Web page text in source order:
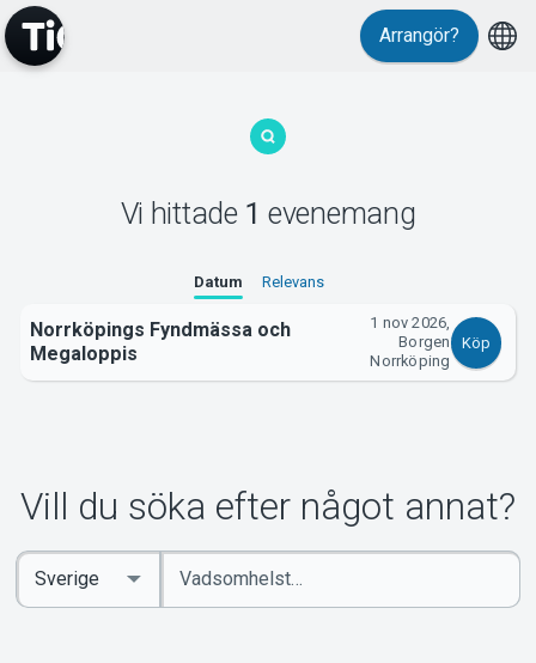
Arrangör?
Vi hittade 1 evenemang
Datum Relevans
Norrköpings Fyndmässa och
Megaloppis
1 nov 2026,
Borgen
Norrköping
Köp
Vill du söka efter något annat?
Ange
sökord
Select
Country